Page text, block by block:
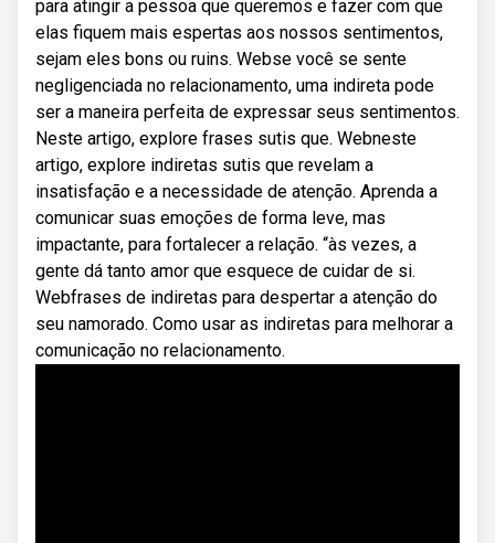
para atingir a pessoa que queremos e fazer com que
elas fiquem mais espertas aos nossos sentimentos,
sejam eles bons ou ruins. Webse você se sente
negligenciada no relacionamento, uma indireta pode
ser a maneira perfeita de expressar seus sentimentos.
Neste artigo, explore frases sutis que. Webneste
artigo, explore indiretas sutis que revelam a
insatisfação e a necessidade de atenção. Aprenda a
comunicar suas emoções de forma leve, mas
impactante, para fortalecer a relação. “às vezes, a
gente dá tanto amor que esquece de cuidar de si.
Webfrases de indiretas para despertar a atenção do
seu namorado. Como usar as indiretas para melhorar a
comunicação no relacionamento.